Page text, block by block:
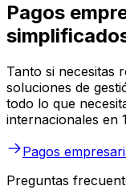
Pagos
Tanto si necesitas
soluciones de
todo lo que
internacionales en
Pagos
Preguntas